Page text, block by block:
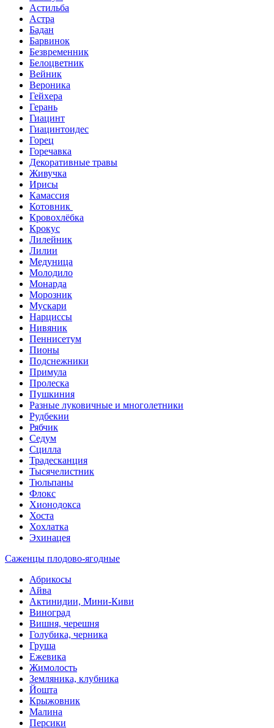
Астильба
Астра
Бадан
Барвинок
Безвременник
Белоцветник
Вейник
Вероника
Гейхера
Герань
Гиацинт
Гиацинтоидес
Горец
Горечавка
Декоративные травы
Живучка
Ирисы
Камассия
Котовник
Кровохлёбка
Крокус
Лилейник
Лилии
Медуница
Молодило
Монарда
Морозник
Мускари
Нарциссы
Нивяник
Пеннисетум
Пионы
Подснежники
Примула
Пролеска
Пушкиния
Разные луковичные и многолетники
Рудбекии
Рябчик
Седум
Сцилла
Традесканция
Тысячелистник
Тюльпаны
Флокс
Хионодокса
Хоста
Хохлатка
Эхинацея
Саженцы плодово-ягодные
Абрикосы
Айва
Актинидии, Мини-Киви
Виноград
Вишня, черешня
Голубика, черника
Груша
Ежевика
Жимолость
Земляника, клубника
Йошта
Крыжовник
Малина
Персики